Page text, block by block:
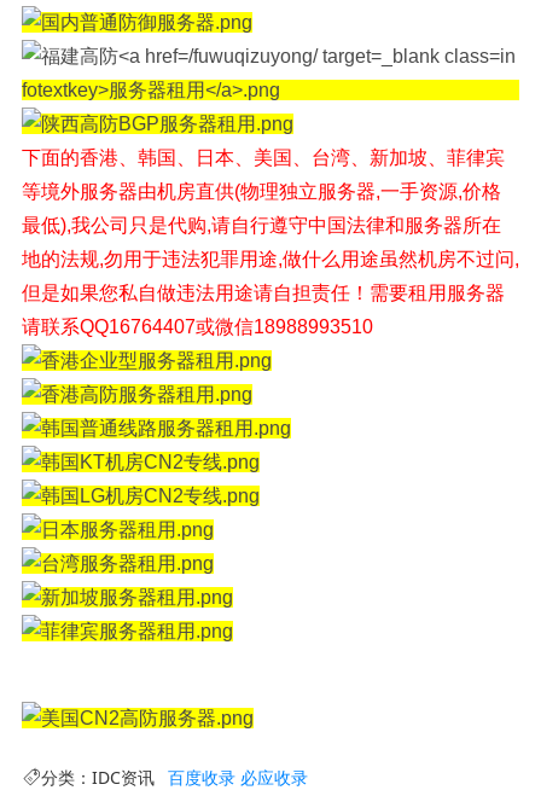
下面的香港、韩国、日本、美国、台湾、新加坡、菲律宾
等境外服务器由机房直供(物理独立服务器,一手资源,价格
最低),我公司只是代购,请自行遵守中国法律和服务器所在
地的法规,勿用于违法犯罪用途,做什么用途虽然机房不过问,
但是如果您私自做违法用途请自担责任！ 需要租用服务器
请联系QQ16764407或微信18988993510
分类： IDC资讯 百度收录 必应收录